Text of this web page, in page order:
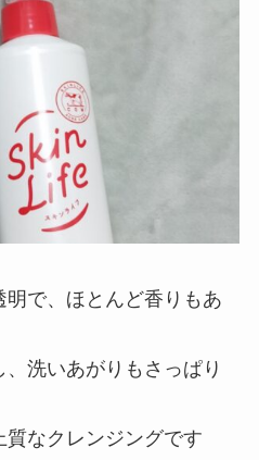
で、ほとんど香りもあ
洗いあがりもさっぱり
なクレンジングです